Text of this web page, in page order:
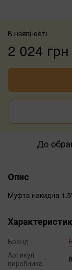
В наявності
2 024 грн
До
Опис
Муфта накидна
Бренд
Артикул
виробника